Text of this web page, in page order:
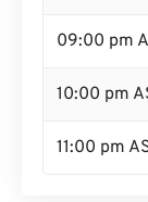
09:00 pm
10:00 pm
11:00 pm